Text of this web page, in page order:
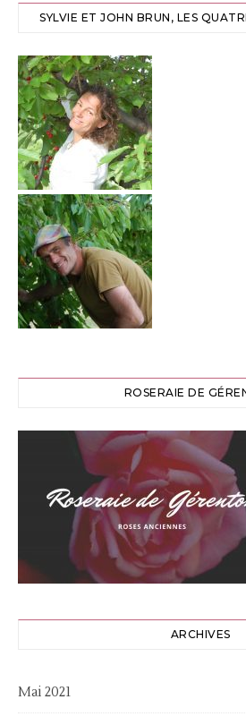
SYLVIE ET JOHN BRUN, LES
ROSERAIE DE
ARCHIVES
Mai 2021